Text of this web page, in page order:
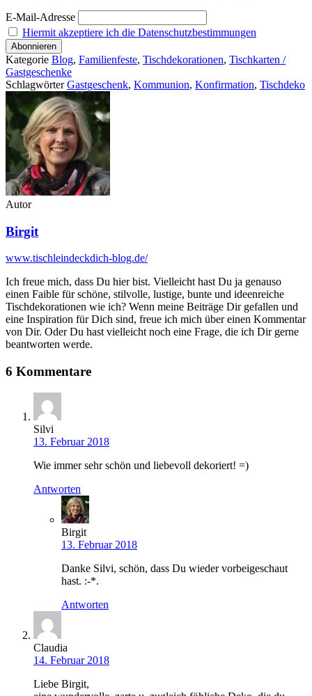
E-Mail-Adresse
Hiermit akzeptiere ich die Datenschutzbestimmungen
Kategorie Blog, Familienfeste, Tischdekorationen, Tischkarten /
Gastgeschenke
SchlagwörterGastgeschenk, Kommunion, Konfirmation, Tischdeko
Autor
Birgit
www.tischleindeckdich-blog.de/
Ich freue mich, dass Du hier bist. Vielleicht hast Du ja genauso
einen Faible für schöne, stilvolle, lustige, bunte und ideenreiche
Tischdekorationen wie ich? Wenn meine Beiträge Dir gefallen und
eine Inspiration für Dich sind, freue ich mich über einen Kommentar
von Dir. Oder Du hast vielleicht noch eine Frage, die ich Dir gerne
beantworten werde.
6 Kommentare
Silvi
13. Februar 2018
Wie immer sehr schön und liebevoll dekoriert! =)
Antworten
Birgit
13. Februar 2018
Danke Silvi, schön, dass Du wieder vorbeigeschaut
hast. :-*.
Antworten
Claudia
14. Februar 2018
Liebe Birgit,